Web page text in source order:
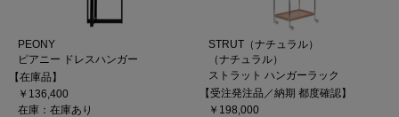
PEONY
ピアニー ドレスハンガー
【在庫品】
￥136,400
在庫：在庫あり
STRUT（ナチュラル）
（ナチュラル）
ストラット ハンガーラック
【受注発注品／納期 都度確認】
￥198,000